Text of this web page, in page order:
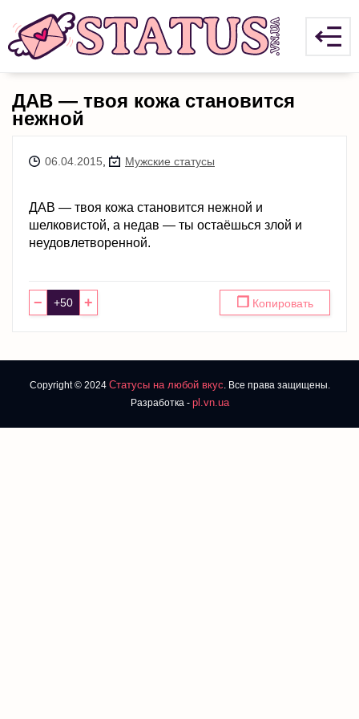
ДАВ — твоя кожа становится
нежной
06.04.2015 Мужские статусы
ДАВ — твоя кожа становится нежной и
шелковистой, а недав — ты остаёшься злой и
неудовлетворенной.
− + ❐ Копировать
Copyright © 2024 Статусы на любой вкус. Все права защищены.
Разработка - pl.vn.ua